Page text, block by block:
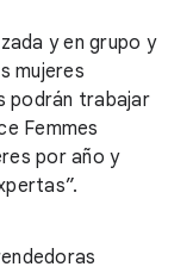
y en grupo y
mujeres
podrán trabajar
Femmes
por año y